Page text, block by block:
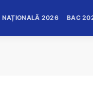
NAȚIONALĂ 2026 BAC